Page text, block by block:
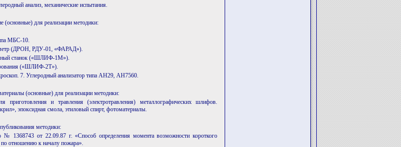
анализ, механические испытания.
(основные) для реализации методики:
МБС-10.
(ДРОН, РДУ-01, «ФАРАД»).
станок («ШЛИФ-1М»).
(«ШЛИФ-2Т»).
7. Углеродный анализатор типа АН29, АН7560.
(основные) для реализации методики:
приготовления и травления (электротравления) металлографических шлифов.
эпоксидная смола, этиловый спирт, фотоматериалы.
методики:
№ 1368743 от 22.09.87 г. «Способ определения момента возможности короткого
отношению к началу пожара».